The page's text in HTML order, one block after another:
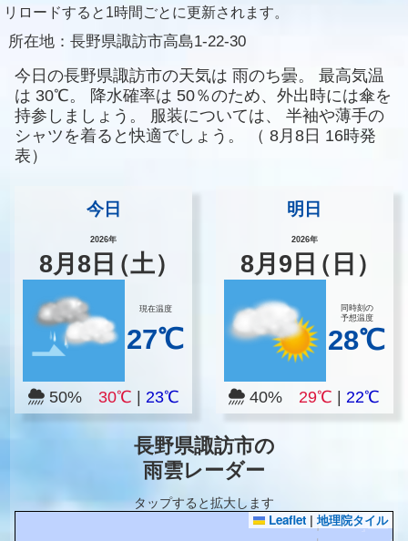
リロードすると1時間ごとに更新されます。
所在地： 長野県諏訪市高島1-22-30
今日の長野県諏訪市の天気は 雨のち曇。
最高気温
は 30℃。 降水確率は 50％のため、外出時には傘を
持参しましょう。
服装については、
半袖や薄手の
シャツを着ると快適でしょう。
（ 8月8日 16時発
表）
今日
2026年
8月8 日（土）
現在温度
27℃
50% 30℃ 23℃
明日
2026年
8月 9 日（日）
同時刻の
予想温度
28℃
40% 29℃ |22℃
長野県諏訪市の
雨雲レーダー
タップすると拡大します
Leaflet | 地理院タイル